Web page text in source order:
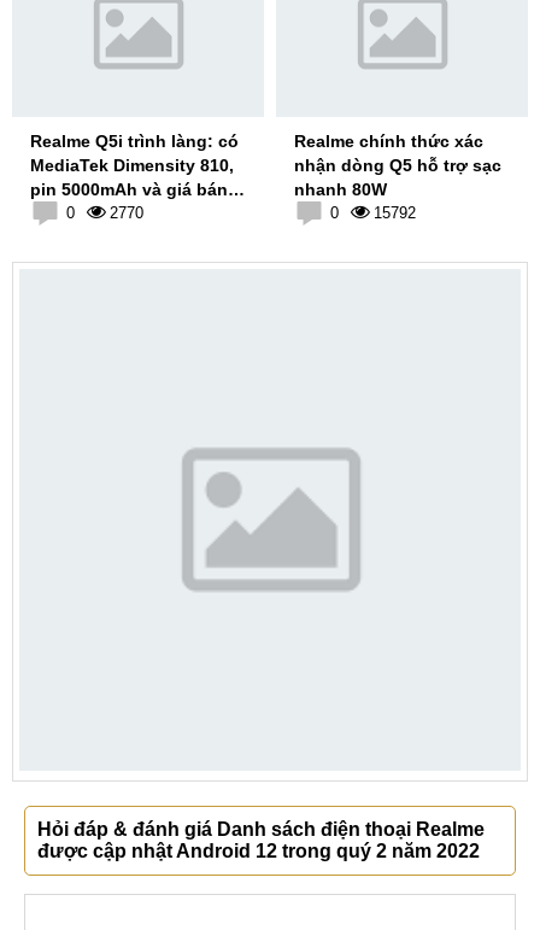
Realme Q5i trình làng: có
MediaTek Dimensity 810,
pin 5000mAh và giá bán
siêu tốt
0 2770
Realme chính thức xác
nhận dòng Q5 hỗ trợ sạc
nhanh 80W
0 15792
Hỏi đáp & đánh giá Danh sách điện thoại Realme
được cập nhật Android 12 trong quý 2 năm 2022